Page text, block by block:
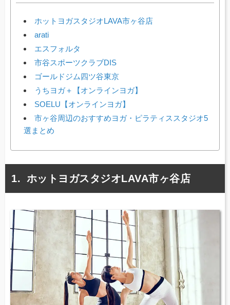
ホットヨガスタジオLAVA市ヶ谷店
arati
エスフォルタ
市谷スポーツクラブDIS
ゴールドジム四ツ谷東京
うちヨガ＋【オンラインヨガ】
SOELU【オンラインヨガ】
市ヶ谷周辺のおすすめヨガ・ピラティススタジオ5
選まとめ
ホットヨガスタジオLAVA市ヶ谷店